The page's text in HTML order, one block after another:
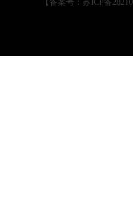
【备案号：苏ICP备